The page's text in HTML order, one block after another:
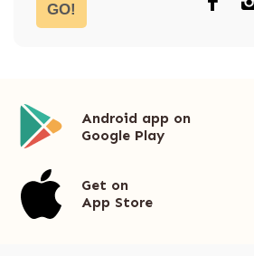
GO!
Android app on
Google Play
Get on
App Store